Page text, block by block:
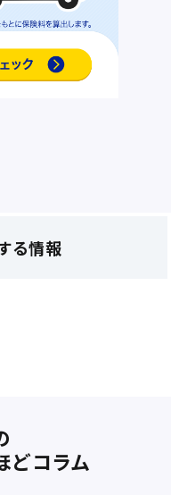
る情報
どコラム